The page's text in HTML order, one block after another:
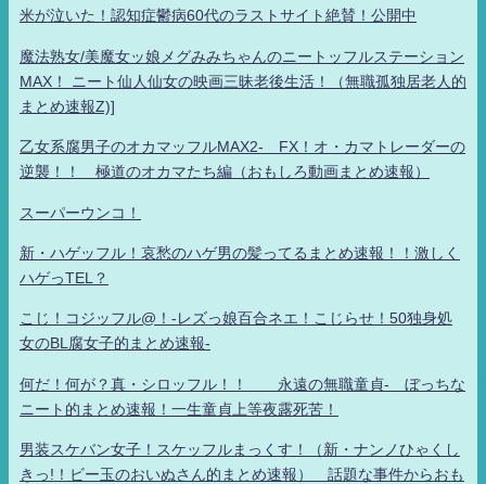
米が泣いた！認知症鬱病60代のラストサイト絶賛！公開中
魔法熟女/美魔女ッ娘メグみみちゃんのニートッフルステーション
MAX！ ニート仙人仙女の映画三昧老後生活！（無職孤独居老人的
まとめ速報Z)]
乙女系腐男子のオカマッフルMAX2- FX！オ・カマトレーダーの
逆襲！！ 極道のオカマたち編（おもしろ動画まとめ速報）
スーパーウンコ！
新・ハゲッフル！哀愁のハゲ男の髪ってるまとめ速報！！激しく
ハゲっTEL？
こじ！コジッフル@！-レズっ娘百合ネエ！こじらせ！50独身処
女のBL腐女子的まとめ速報-
何だ！何が？真・シロッフル！！ 永遠の無職童貞- ぼっちな
ニート的まとめ速報！一生童貞上等夜露死苦！
男装スケバン女子！スケッフルまっくす！（新・ナンノひゃくし
きっ!！ビー玉のおいぬさん的まとめ速報） 話題な事件からおも